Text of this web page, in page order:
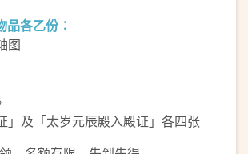
品各乙份︰
图
」及「太岁元辰殿入殿证」各四张